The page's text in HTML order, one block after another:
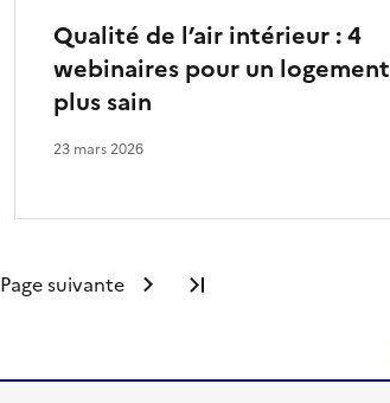
Qualité de l’air intérieur : 4
webinaires pour un logement
plus sain
23 mars 2026
Page suivante